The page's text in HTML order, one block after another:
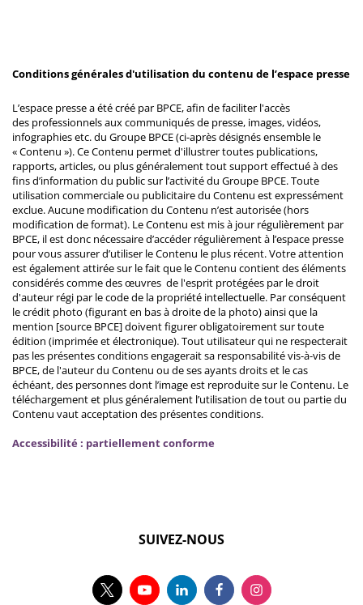
Conditions générales d'utilisation du contenu de l’espace presse
L’espace presse a été créé par BPCE, afin de faciliter l'accès
des professionnels aux communiqués de presse, images, vidéos,
infographies etc. du Groupe BPCE (ci-après désignés ensemble le
« Contenu »). Ce Contenu permet d'illustrer toutes publications,
rapports, articles, ou plus généralement tout support effectué à des
fins d’information du public sur l’activité du Groupe BPCE. Toute
utilisation commerciale ou publicitaire du Contenu est expressément
exclue. Aucune modification du Contenu n’est autorisée (hors
modification de format). Le Contenu est mis à jour régulièrement par
BPCE, il est donc nécessaire d’accéder régulièrement à l’espace presse
pour vous assurer d’utiliser le Contenu le plus récent. Votre attention
est également attirée sur le fait que le Contenu contient des éléments
considérés comme des œuvres de l'esprit protégées par le droit
d'auteur régi par le code de la propriété intellectuelle. Par conséquent
le crédit photo (figurant en bas à droite de la photo) ainsi que la
mention [source BPCE] doivent figurer obligatoirement sur toute
édition (imprimée et électronique). Tout utilisateur qui ne respecterait
pas les présentes conditions engagerait sa responsabilité vis-à-vis de
BPCE, de l'auteur du Contenu ou de ses ayants droits et le cas
échéant, des personnes dont l’image est reproduite sur le Contenu. Le
téléchargement et plus généralement l’utilisation de tout ou partie du
Contenu vaut acceptation des présentes conditions.
Accessibilité : partiellement conforme
SUIVEZ-NOUS